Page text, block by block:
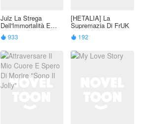
Julz La Strega
Dell'Immortalità E
Dell'Eterna
Giovinezza
 933
[HETALIA] La
Supremazia Di FrUK
 192